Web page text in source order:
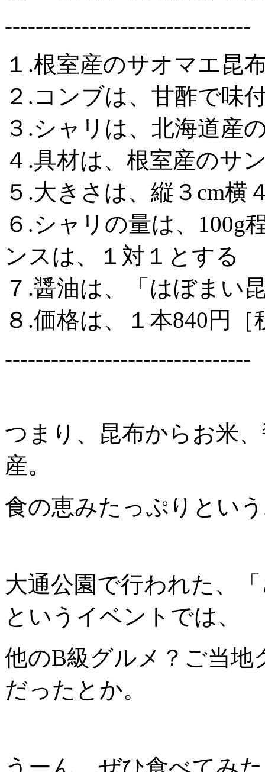
--------------------------------
１.根室産のサオマエ昆
２.コンブは、甘酢で味
３.シャリは、北海道産
４.具材は、根室産のサ
５.大きさは、縦３cm横
６.シャリの量は、100g
ンスは、１対１とする
７.醤油は、「はぼまい
８.価格は、１本840円
--------------------------------
つまり、昆布からお米
産。
食の恵みたっぷりとい
大通公園で行われた、
というイベントでは、
他のB級グルメ？ご当
だったとか。
うーん、ぜひ食べてみ